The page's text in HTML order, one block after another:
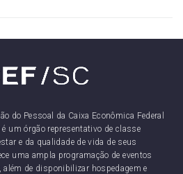
do Pessoal da Caixa Econômica Federal
um órgão representativo de classe
e da qualidade de vida de seus
uma ampla programação de eventos
de disponibilizar hospedagem e